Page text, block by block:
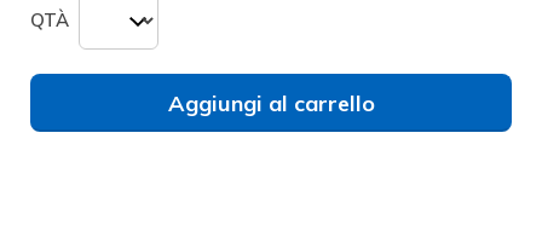
QTÀ
Aggiungi al carrello